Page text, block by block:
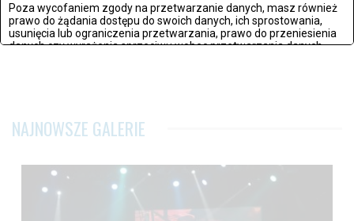
Poza wycofaniem zgody na przetwarzanie danych, masz również
prawo do żądania dostępu do swoich danych, ich sprostowania,
usunięcia lub ograniczenia przetwarzania, prawo do przeniesienia
danych czy wyrażenia sprzeciwu wobec przetwarzania danych.
NAJNOWSZE GALERIE